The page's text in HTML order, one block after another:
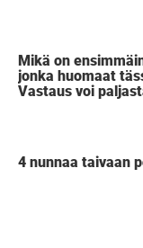
Mikä on
jonka huomaat
Vastaus voi
4 nunnaa taivaan